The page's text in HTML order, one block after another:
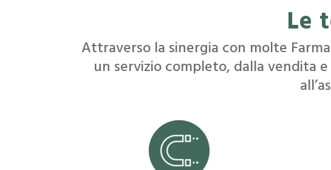
Le
Attraverso la sinergia con molte
un servizio completo, dalla vendita